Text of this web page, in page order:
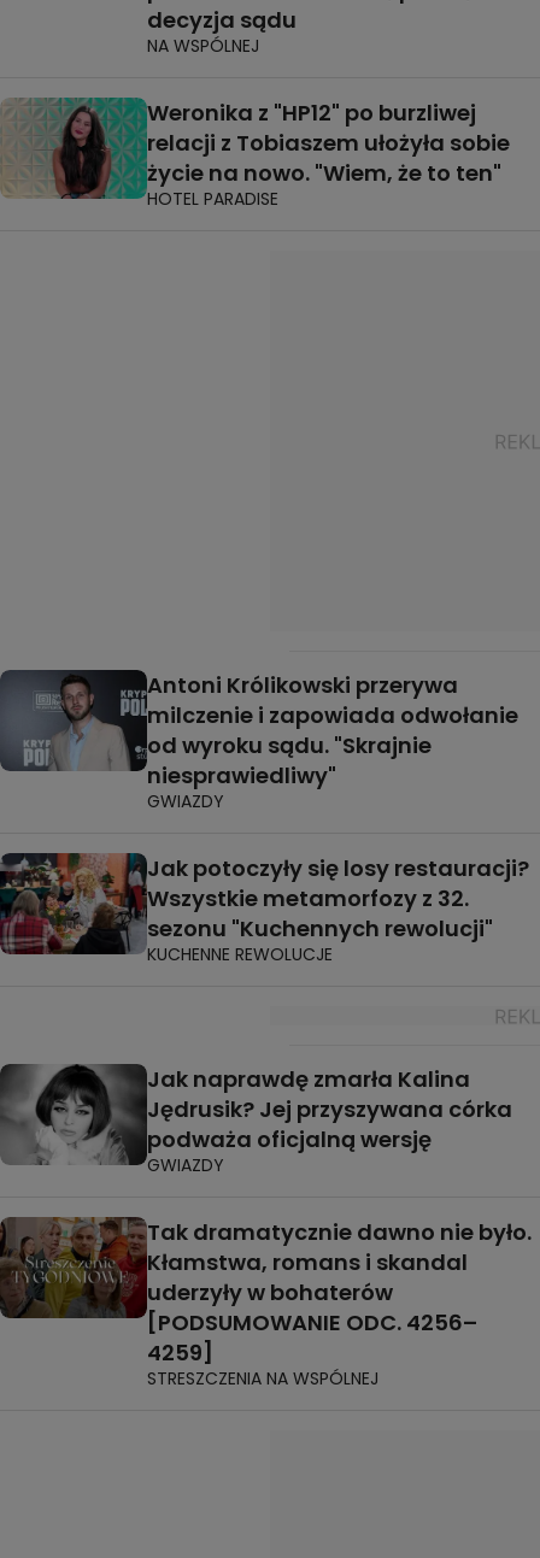
decyzja sądu
NA WSPÓLNEJ
Weronika z "HP12" po burzliwej
relacji z Tobiaszem ułożyła sobie
życie na nowo. "Wiem, że to ten"
HOTEL PARADISE
Antoni Królikowski przerywa
milczenie i zapowiada odwołanie
od wyroku sądu. "Skrajnie
niesprawiedliwy"
GWIAZDY
Jak potoczyły się losy restauracji?
Wszystkie metamorfozy z 32.
sezonu "Kuchennych rewolucji"
KUCHENNE REWOLUCJE
Jak naprawdę zmarła Kalina
Jędrusik? Jej przyszywana córka
podważa oficjalną wersję
GWIAZDY
Tak dramatycznie dawno nie było.
Kłamstwa, romans i skandal
uderzyły w bohaterów
[PODSUMOWANIE ODC. 4256–
4259]
STRESZCZENIA NA WSPÓLNEJ